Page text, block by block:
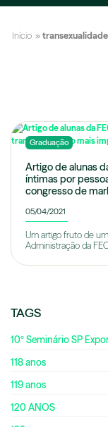
Início » transexualidade
Graduação
Artigo de alunas
íntimas por
congresso de
05/04/2021
Um artigo fruto de
Administração da
TAGS
10º Seminário SP
118 anos
119 anos
120 ANOS